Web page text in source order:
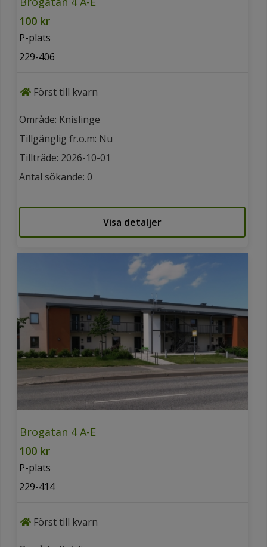
100 kr
P-plats
229-406
Först till kvarn
Område: Knislinge
Tillgänglig fr.o.m: Nu
Tillträde: 2026-10-01
Antal sökande: 0
Visa detaljer
Brogatan 4 A-E
100 kr
P-plats
229-414
Först till kvarn